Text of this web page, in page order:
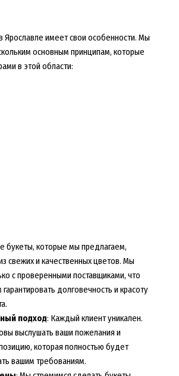
Ярославле имеет свои особенности. Мы
основным принципам, которые
в этой области:
букеты, которые мы предлагаем,
свежих и качественных цветов. Мы
с проверенными поставщиками, что
долговечность и красоту
подход: Каждый клиент уникален.
выслушать ваши пожелания и
которая полностью будет
вашим требованиям.